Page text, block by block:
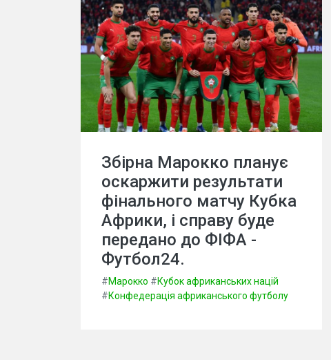
Збірна Марокко планує
оскаржити результати
фінального матчу Кубка
Африки, і справу буде
передано до ФІФА -
Футбол24.
#Марокко #Кубок африканських націй
#Конфедерація африканського футболу